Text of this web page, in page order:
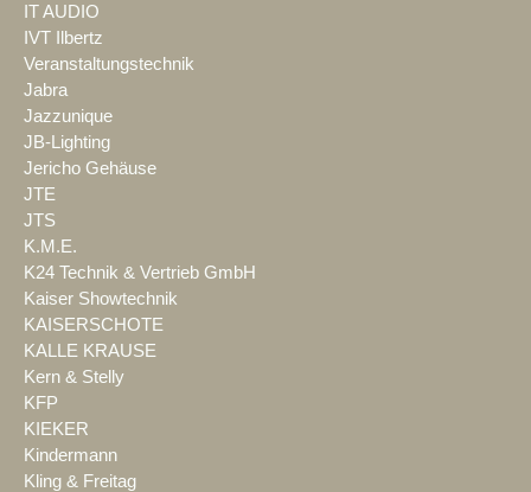
IT AUDIO
IVT Ilbertz
Veranstaltungstechnik
Jabra
Jazzunique
JB-Lighting
Jericho Gehäuse
JTE
JTS
K.M.E.
K24 Technik & Vertrieb GmbH
Kaiser Showtechnik
KAISERSCHOTE
KALLE KRAUSE
Kern & Stelly
KFP
KIEKER
Kindermann
Kling & Freitag